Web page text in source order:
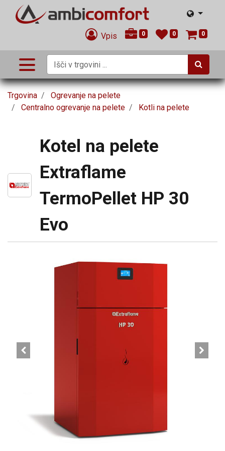
Vpis 0 0 0
Trgovina
Ogrevanje na pelete
Centralno ogrevanje na pelete
Kotli na pelete
Kotel na pelete
Extraflame
TermoPellet HP 30
Evo